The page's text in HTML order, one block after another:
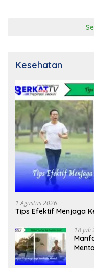
Kesehatan
1 Agustus 2026
Tips Efektif Menjaga
18 Juli